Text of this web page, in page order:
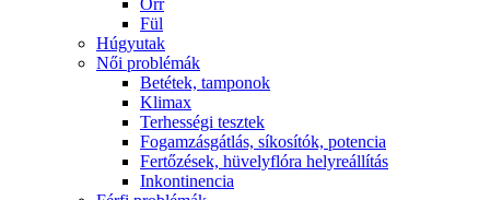
Orr
Fül
Húgyutak
Női problémák
Betétek, tamponok
Klimax
Terhességi tesztek
Fogamzásgátlás, síkosítók, potencia
Fertőzések, hüvelyflóra helyreállítás
Inkontinencia